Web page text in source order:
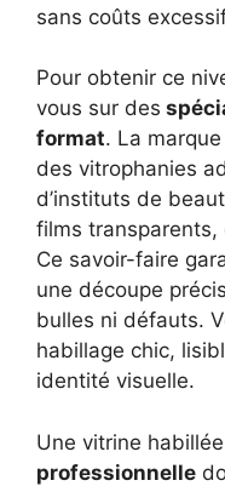
sans coûts
Pour obtenir ce
vous sur des
format. La marque
des vitrophanies
d’instituts de
films transparents,
Ce savoir-faire
une découpe
bulles ni défauts.
habillage chic,
identité visuelle.
Une vitrine
professionnelle